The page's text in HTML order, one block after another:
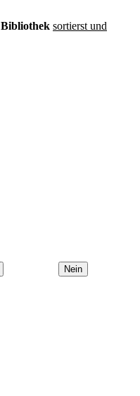
Bibliothek sortierst und
Nein